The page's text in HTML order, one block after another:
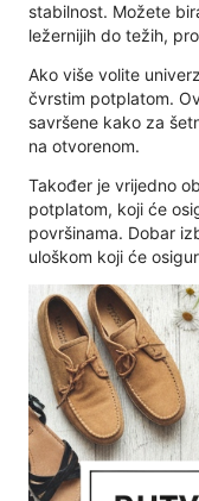
stabilnost. Možete
ležernijih do težih,
Ako više volite
čvrstim potplatom.
savršene kako za
na otvorenom.
Također je vrijedno
potplatom, koji će
površinama. Dobar
uloškom koji će